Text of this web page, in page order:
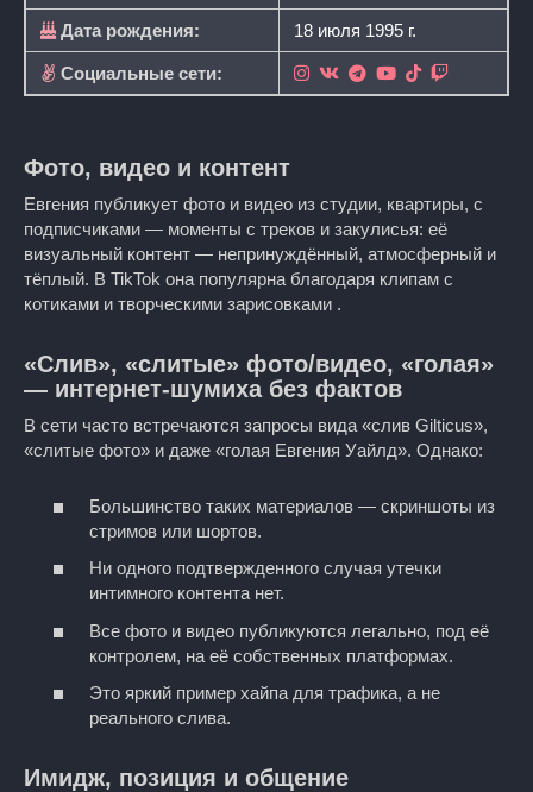
Дата рождения: 18 июля 1995 г.
Социальные сети:
Фото, видео и контент
Евгения публикует фото и видео из студии, квартиры, с
подписчиками — моменты с треков и закулисья: её
визуальный контент — непринуждённый, атмосферный и
тёплый. В TikTok она популярна благодаря клипам с
котиками и творческими зарисовками .
«Слив», «слитые» фото/видео, «голая»
— интернет-шумиха без фактов
В сети часто встречаются запросы вида «слив Gilticus»,
«слитые фото» и даже «голая Евгения Уайлд». Однако:
Большинство таких материалов — скриншоты из
стримов или шортов.
Ни одного подтвержденного случая утечки
интимного контента нет.
Все фото и видео публикуются легально, под её
контролем, на её собственных платформах.
Это яркий пример хайпа для трафика, а не
реального слива.
Имидж, позиция и общение